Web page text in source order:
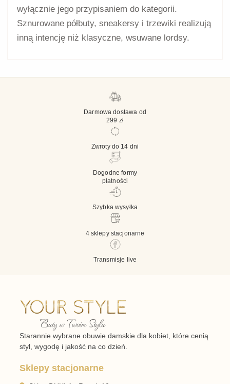
Lordsy a mokasyny i półbuty –
czym się różnią?
przeznaczyć dla bardziej smukłych, eleganckich
fasonów wsuwanych.Mokasyny damskie
szerszą grupę, obejmującą także modele z
grubszą podeszwą, koturnem lub bardziej
masywną cholewką.
są jeszcze szerszą kategorią.
Znajdują się w niej modele wsuwane, sznurowane,
klasyczne i sportowe. Lordsy nie powinny być
utożsamiane ze wszystkimi niskimi butami bez
cholewki sięgającej kostki.
Jak dobrać rozmiar lordów?
Zmierz obie stopy i porównaj dłuższy wynik z
tabelą przypisaną do konkretnego produktu. Nie
mają identyczną długość i szerokość.